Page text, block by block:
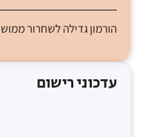
הורמון גדילה לשחרור
עדכוני רישום